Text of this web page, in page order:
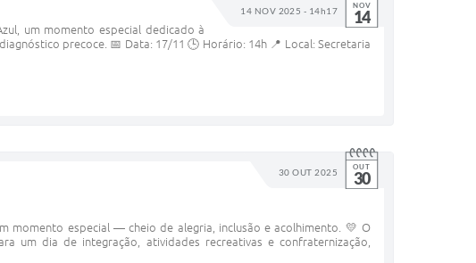
14 NOV 2025 - 14h17 NOV
14
um momento especial dedicado à
precoce. 📅 Data: 17/11 🕒 Horário: 14h 📍 Local: Secretaria
30 OUT 2025 OUT
30
momento especial — cheio de alegria, inclusão e acolhimento. 💛 O
um dia de integração, atividades recreativas e confraternização,